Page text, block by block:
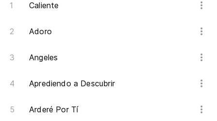
Caliente
Adoro
Angeles
Aprediendo a Descubrir
Arderé Por Tí